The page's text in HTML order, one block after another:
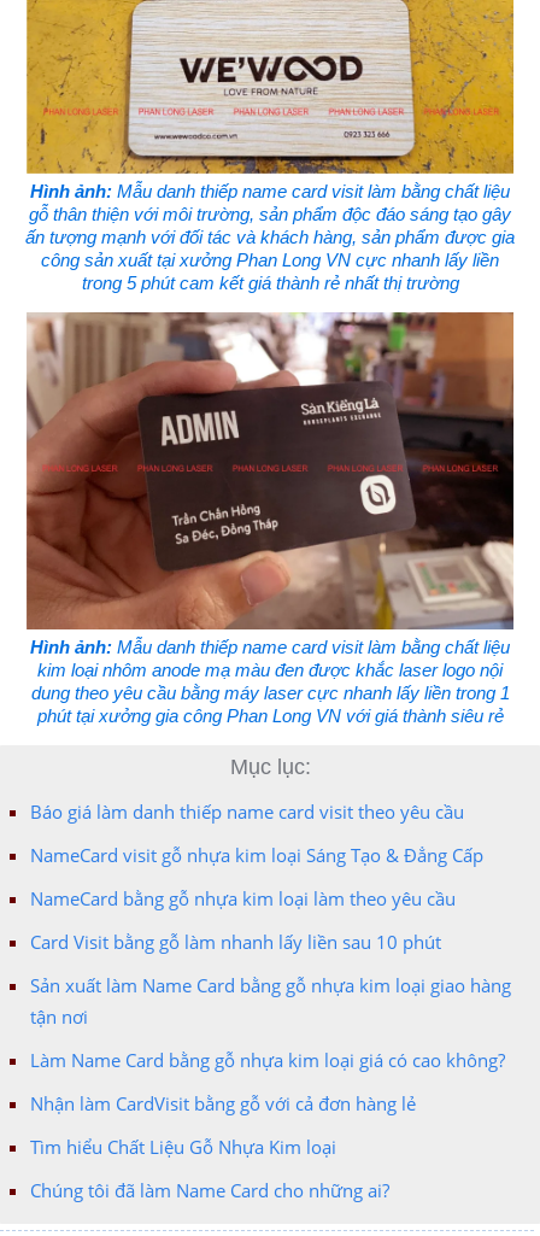
Hình ảnh: Mẫu danh thiếp name card visit làm bằng chất liệu
gỗ thân thiện với môi trường, sản phẩm độc đáo sáng tạo gây
ấn tượng mạnh với đối tác và khách hàng, sản phẩm được gia
công sản xuất tại xưởng Phan Long VN cực nhanh lấy liền
trong 5 phút cam kết giá thành rẻ nhất thị trường
Hình ảnh: Mẫu danh thiếp name card visit làm bằng chất liệu
kim loại nhôm anode mạ màu đen được khắc laser logo nội
dung theo yêu cầu bằng máy laser cực nhanh lấy liền trong 1
phút tại xưởng gia công Phan Long VN với giá thành siêu rẻ
Mục lục:
Báo giá làm danh thiếp name card visit theo yêu cầu
NameCard visit gỗ nhựa kim loại Sáng Tạo & Đẳng Cấp
NameCard bằng gỗ nhựa kim loại làm theo yêu cầu
Card Visit bằng gỗ làm nhanh lấy liền sau 10 phút
Sản xuất làm Name Card bằng gỗ nhựa kim loại giao hàng
tận nơi
Làm Name Card bằng gỗ nhựa kim loại giá có cao không?
Nhận làm CardVisit bằng gỗ với cả đơn hàng lẻ
Tìm hiểu Chất Liệu Gỗ Nhựa Kim loại
Chúng tôi đã làm Name Card cho những ai?